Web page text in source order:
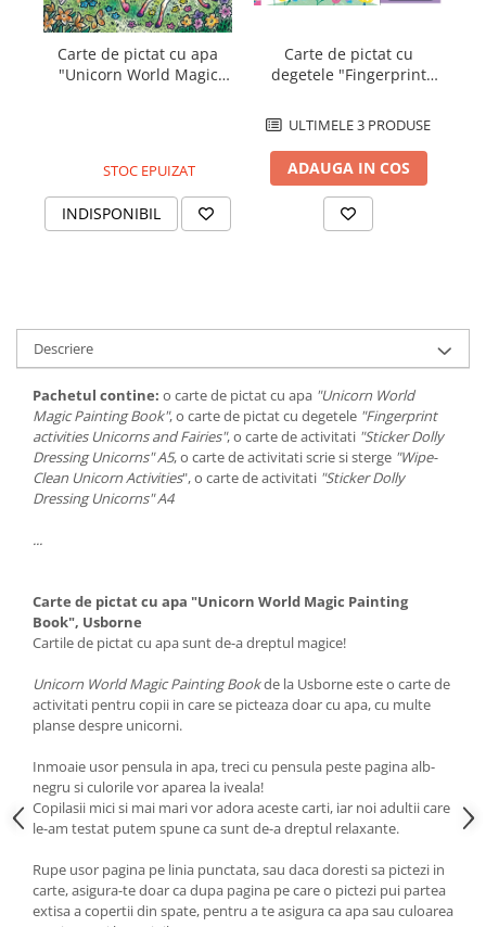
Carte de pictat cu apa
"Unicorn World Magic
STOC EPUIZAT
INDISPONIBIL
Carte de pictat cu
degetele "Fingerprint
Fairies", Usborne
ULTIMELE 3 PRODUSE
ADAUGA IN COS
Descriere
Pachetul contine: o carte de pictat cu apa "Unicorn World
Magic Painting Book", o carte de pictat cu degetele "Fingerprint
activities Unicorns and Fairies", o carte de activitati "Sticker Dolly
Dressing Unicorns" A5, o carte de activitati scrie si sterge "Wipe-
Clean Unicorn Activities", o carte de activitati "Sticker Dolly
Dressing Unicorns" A4
...
Carte de pictat cu apa "Unicorn World Magic Painting
Book", Usborne
Cartile de pictat cu apa sunt de-a dreptul magice!
Unicorn World Magic Painting Bookde la Usborne este o carte de
activitati pentru copii in care se picteaza doar cu apa, cu multe
planse despre unicorni.
Inmoaie usor pensula in apa, treci cu pensula peste pagina alb-
negru si culorile vor aparea la iveala!
Copilasii mici si mai mari vor adora aceste carti, iar noi adultii care
le-am testat putem spune ca sunt de-a dreptul relaxante.
Rupe usor pagina pe linia punctata, sau daca doresti sa pictezi in
carte, asigura-te doar ca dupa pagina pe care o pictezi pui partea
extisa a copertii din spate, pentru a te asigura ca apa sau culoarea